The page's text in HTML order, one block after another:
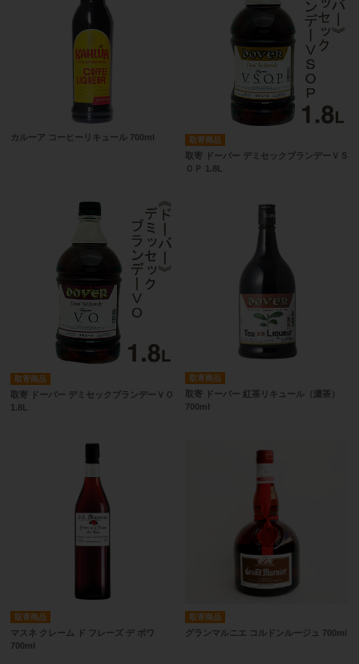
カルーア コーヒーリキュール 700ml 取寄商品
取寄 ドーバー デミセックブランデーＶＳ
ＯＰ 1.8L
取寄商品
取寄 ドーバー デミセックブランデーＶＯ
1.8L
取寄商品
取寄 ドーバー 紅茶リキュール（濃茶）
700ml
取寄商品
マスネ クレーム ド フレーズ デ ボワ
700ml
取寄商品
グランマルニエ コルドンルージュ 700ml